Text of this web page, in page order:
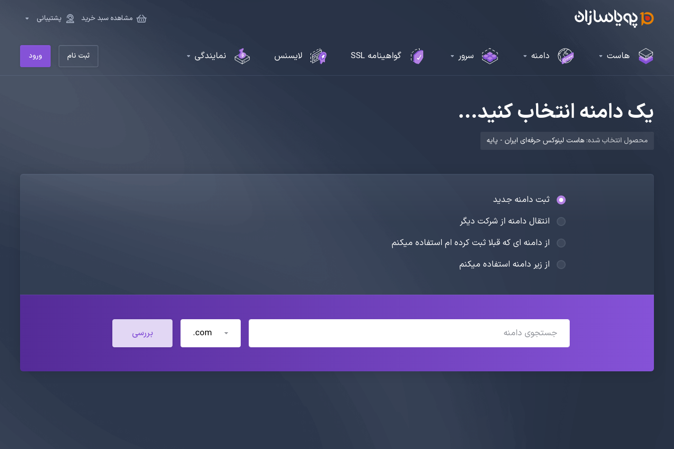
مشاهده سبد خرید پشتیبانی
هاست دامنه سرور گواهینامه SSL لایسنس نمایندگی ثبت نام ورود
یک دامنه انتخاب کنید...
محصول انتخاب شده: هاست لینوکس حرفه‌ای ایران - پایه
ثبت دامنه جدید
انتقال دامنه از شرکت دیگر
از دامنه ای که قبلا ثبت کرده ام استفاده میکنم
از زیر دامنه استفاده میکنم
.com بررسی